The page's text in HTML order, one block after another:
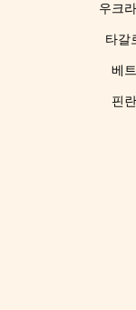
우크
타갈
베
핀